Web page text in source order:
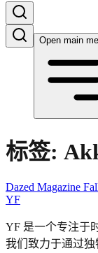
Open main
标签:
Dazed Magazine
YF
YF 是一个专注于
我们致力于通过